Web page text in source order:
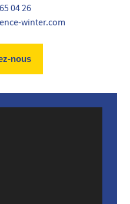
04 26
winter.com
nous